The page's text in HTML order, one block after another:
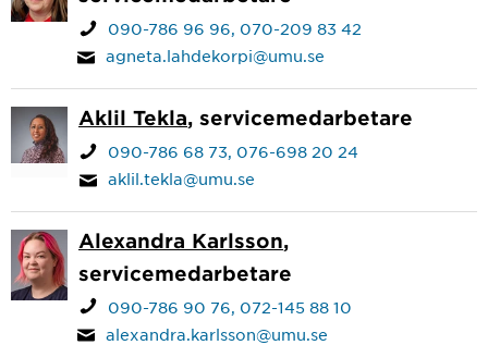
090-786 96 96 070-209 83 42
agneta.lahdekorpi@umu.se
Aklil Tekla, servicemedarbetare
090-786 68 73 076-698 20 24
aklil.tekla@umu.se
Alexandra Karlsson,
servicemedarbetare
090-786 90 76 072-145 88 10
alexandra.karlsson@umu.se